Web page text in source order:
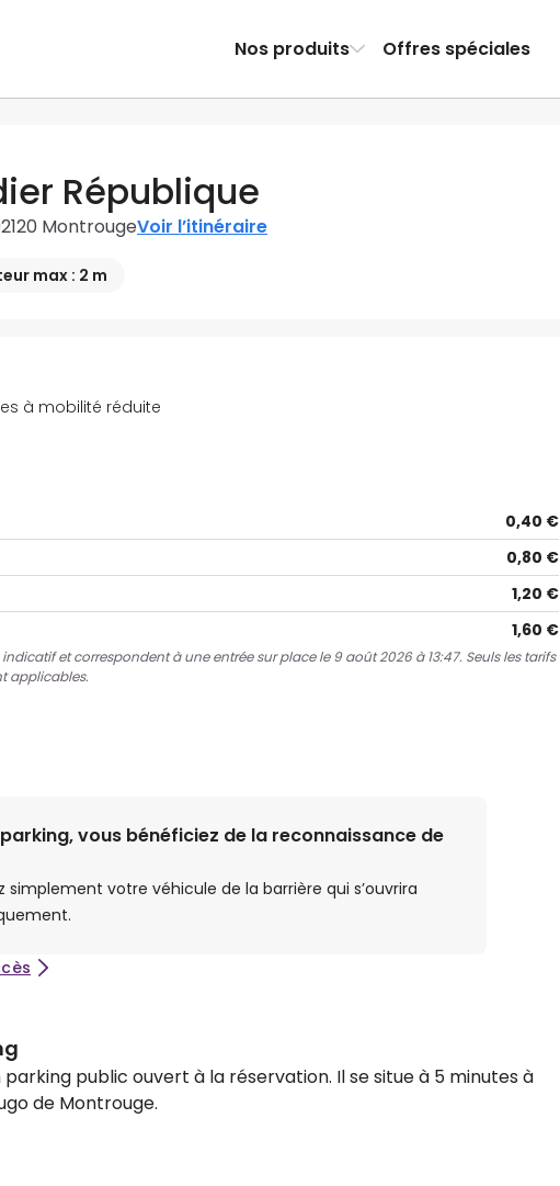
Nos produits Offres spéciales
République
MontrougeVoir l’itinéraire
max : 2 m
à mobilité réduite
0,40 €
0,80 €
1,20 €
1,60 €
et correspondent à une entrée sur place le 9 août 2026 à 13:47. Seuls les tarifs
applicables.
vous bénéficiez de la reconnaissance de
simplement votre véhicule de la barrière qui s’ouvrira
public ouvert à la réservation. Il se situe à 5 minutes à
de Montrouge.